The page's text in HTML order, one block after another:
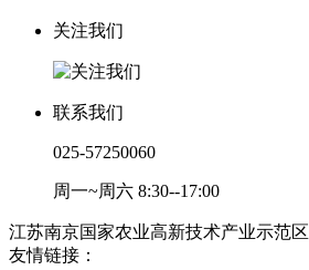
关注我们
联系我们
025-57250060
周一~周六 8:30--17:00
江苏南京国家农业高新技术产业示范区
友情链接：